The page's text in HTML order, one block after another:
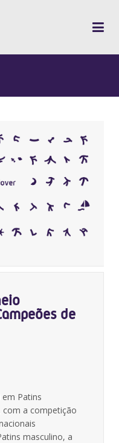
de
Patins
com a competição
masculino, a